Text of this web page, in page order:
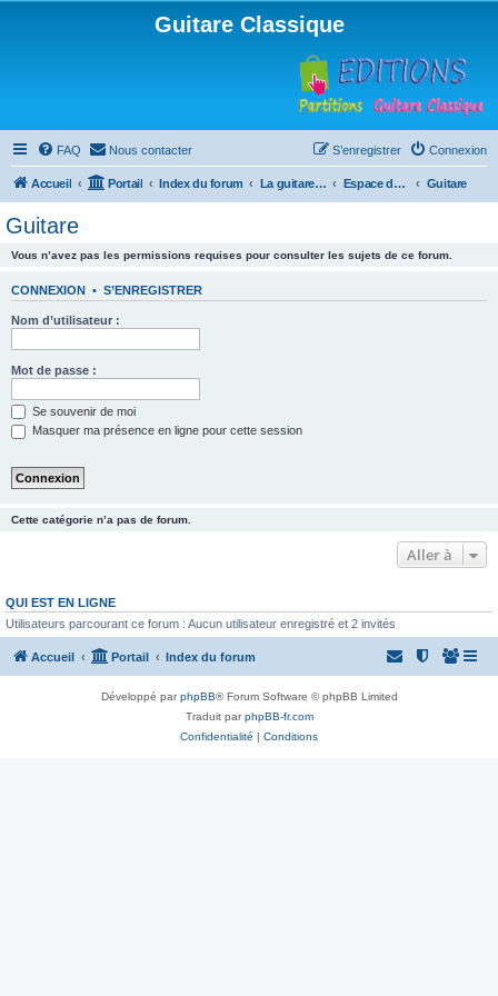
Guitare Classique
FAQ Nous contacter Connexion
S’enregistrer
Accueil Portail Index du forum La guitare : instrument, cours et théorie Espace débutants Guitare
Guitare
Vous n’avez pas les permissions requises pour consulter les sujets de ce forum.
CONNEXION • S’ENREGISTRER
Nom d’utilisateur :
Mot de passe :
Se souvenir de moi
Masquer ma présence en ligne pour cette session
Cette catégorie n’a pas de forum.
Aller à
QUI EST EN LIGNE
Utilisateurs parcourant ce forum : Aucun utilisateur enregistré et 2 invités
Accueil Portail Index du forum
Développé parphpBB® Forum Software © phpBB Limited
Traduit parphpBB-fr.com
Confidentialité | Conditions